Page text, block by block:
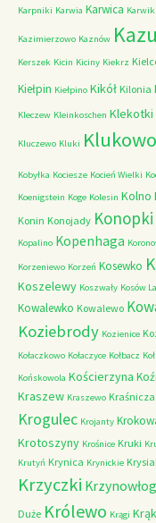
Karpniki Karwia Karwica Karwik
Kazimierzowo Kaznów
Kerszek Kicin Kiciny Kiekrz
Kiełpin Kiełpino Kikół Kilonia
Kleczew Kleinkoschen Klekotki
Kluczewo Kluki Klukowo
Kobyłka Kociesze Kocień Wielki
Koenigstein Koge Kolesin Kolno
Konin Konojady Konopki
Kopalino Kopenhaga
Korzeniewo Korzeń Kosewko
Koszelewy Koszwały Kosów
Kowalewko Kowalewo
Koziebrody Kozienice
Kołaczkowo Kołaczyce Kołbacz
Końskowola Kościerzyna
Kraszew Kraszewo Kraśnicza
Krogulec Krojanty
Krotoszyny Krośnice Kruki
Krutyń Krynica Krynickie
Krzyczki
Duże Królewo Krągi